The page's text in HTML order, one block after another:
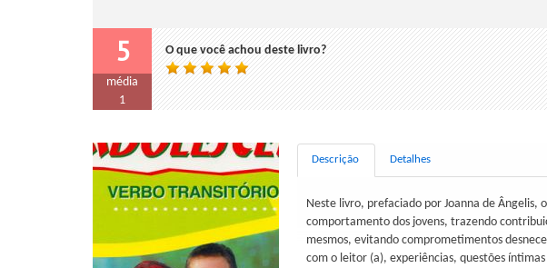
5
média
1
O que você achou deste livro?
Descrição Detalhes
Neste livro, prefaciado por Joanna de
comportamento dos jovens, trazendo
mesmos, evitando comprometimentos
com o leitor (a), experiências, questões